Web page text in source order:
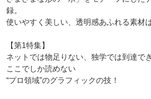
録。
使いやすく美しい、透明感あふれる素材
【第1特集】
ネットでは物足りない、独学では到達で
ここでしか読めない
“プロ領域”のグラフィックの技！